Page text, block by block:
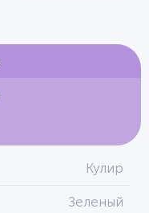
Кулир
Зеленый